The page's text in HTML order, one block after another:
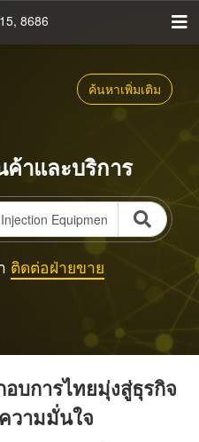
8686
ค้นหาเพิ่มเติม
าและบริการ
ติดต่อฝ่ายขาย
บการไทยมุ่งสู่ธุรกิจ
วามมั่นใจ